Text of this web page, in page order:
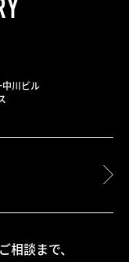
川ビル
談まで、